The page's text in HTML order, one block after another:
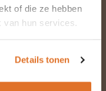
of die ze hebben
van hun services.
Details tonen